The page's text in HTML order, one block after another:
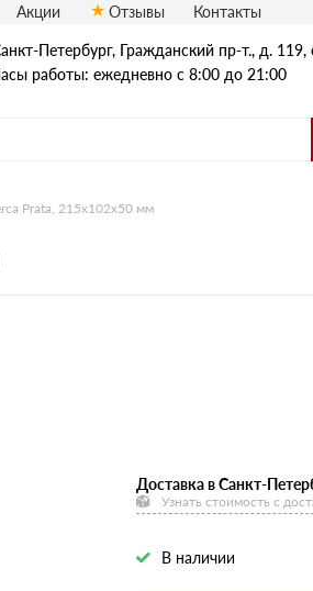
Петербург, Граждaнский пр-т., д.
работы: ежедневно с 8:00 до 21:00
Акции Отзывы Контакты
Prata, 215х102х50 мм
Доставка в Санкт-
Узнать стоимость с
В наличии